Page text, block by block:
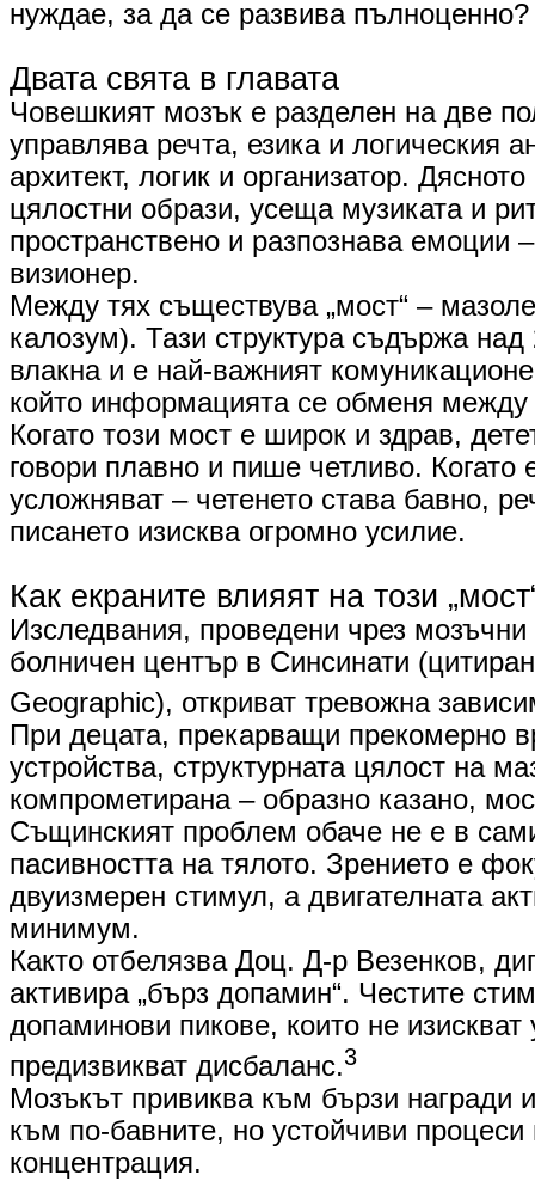
нуждае, за да се развива пълноценно?
​Двата свята в главата
Човешкият мозък е разделен на две
управлява речта, езика и логическия
архитект, логик и организатор.
цялостни образи, усеща музиката и
пространствено и разпознава емоции
визионер.
​Между тях съществува „мост“ –
калозум). Тази структура съдържа
влакна и е най-важният
който информацията се обменя
Когато този мост е широк и здрав,
говори плавно и пише четливо. Когато
усложняват – четенето става бавно,
писането изисква огромно усилие.
​Как екраните влияят на този
Изследвания, проведени чрез мозъчни
болничен център в Синсинати
Geographic), откриват тревожна
При децата, прекарващи прекомерно
устройства, структурната цялост на
компрометирана – образно казано,
​Същинският проблем обаче не е в
пасивността на тялото. Зрението е
двуизмерен стимул, а двигателната
минимум.
Както отбелязва Доц. Д-р Везенков,
активира „бърз допамин“. Честите
допаминови пикове, които не изискват
предизвикват дисбаланс.3
Мозъкът привиква към бързи награди
към по-бавните, но устойчиви процеси
концентрация.